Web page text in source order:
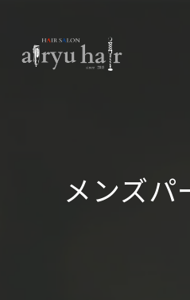
メンズ